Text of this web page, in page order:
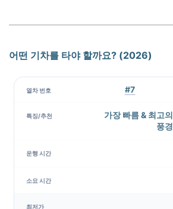
어떤 기차를 타야 할까요? (2026)
#7
가장 빠름 & 최고의
풍경